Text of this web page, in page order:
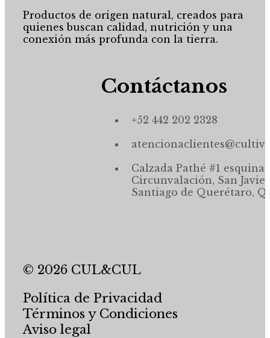
Productos de origen natural, creados para
quienes buscan calidad, nutrición y una
conexión más profunda con la tierra.
Contáctanos
+52 442 202 2328
Calzada Pathé #1 esquina,
Circunvalación, San
Santiago de Querétaro,
© 2026 CUL&CUL
Política de Privacidad
Términos y Condiciones
Aviso legal